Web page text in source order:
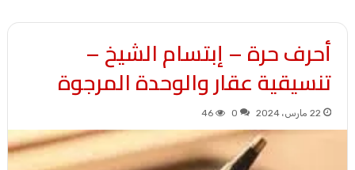
أحرف حرة – إبتسام الشيخ –
تنسيقية عقار والوحدة المرجوة
22 مارس، 2024 0
46